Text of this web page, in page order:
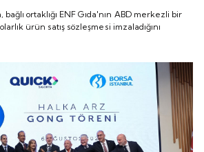
duyurdu.
ortaklığı ENF Gıda'nın ABD merkezli bir
ürün satış sözleşmesi imzaladığını